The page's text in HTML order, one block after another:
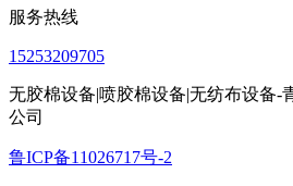
服务热线
15253209705
无胶棉设备|喷胶棉设备|无纺布设备-
公司
鲁ICP备11026717号-2